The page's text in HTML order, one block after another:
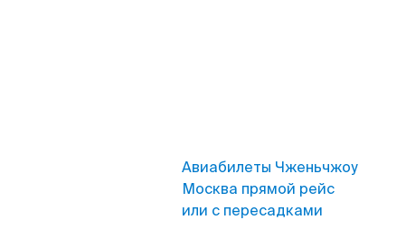
Авиабилеты Чженьчжоу
Москва прямой рейс
или с пересадками